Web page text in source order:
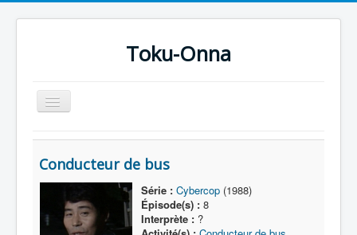
Toku-Onna
Basculer
la
Accueil
Toku-Actrices
Séries
Conducteur de bus
Série : Cybercop(1988)
Épisode(s) :8
Interprète :?